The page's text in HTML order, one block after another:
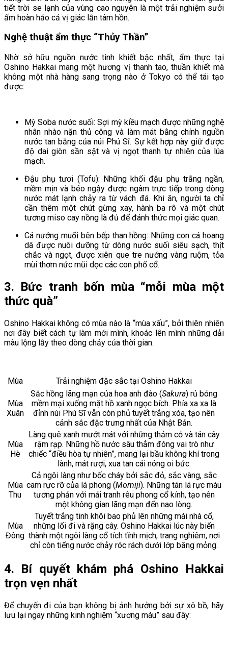
tiết trời se lạnh của vùng cao nguyên là một trải nghiệm sưởi
ấm hoàn hảo cả vị giác lẫn tâm hồn.
Nghệ thuật ẩm thực “Thủy Thần”
Nhờ sở hữu nguồn nước tinh khiết bậc nhất, ẩm thực tại
Oshino Hakkai mang một hương vị thanh tao, thuần khiết mà
không một nhà hàng sang trọng nào ở Tokyo có thể tái tạo
được:
Mỳ Soba nước suối: Sợi mỳ kiều mạch được những nghệ
nhân nhào nặn thủ công và làm mát bằng chính nguồn
nước tan băng của núi Phú Sĩ. Sự kết hợp này giữ được
độ dai giòn sần sật và vị ngọt thanh tự nhiên của lúa
mạch.
Đậu phụ tươi (Tofu): Những khối đậu phụ trắng ngần,
mềm mịn và béo ngậy được ngâm trực tiếp trong dòng
nước mát lạnh chảy ra từ vách đá. Khi ăn, người ta chỉ
cần thêm một chút gừng xay, hành ba rô và một chút
tương miso cay nồng là đủ để đánh thức mọi giác quan.
Cá nướng muối bên bếp than hồng: Những con cá hoang
dã được nuôi dưỡng từ dòng nước suối siêu sạch, thịt
chắc và ngọt, được xiên que tre nướng vàng ruộm, tỏa
mùi thơm nức mũi dọc các con phố cổ.
3. Bức tranh bốn mùa “mỗi mùa một
thức quà”
Oshino Hakkai không có mùa nào là “mùa xấu”, bởi thiên nhiên
nơi đây biết cách tự làm mới mình, khoác lên mình những dải
màu lộng lẫy theo dòng chảy của thời gian.
Mùa Trải nghiệm đặc sắc tại Oshino Hakkai
Mùa
Xuân
Sắc hồng lãng mạn của hoa anh đào (Sakura) rủ bóng
mềm mại xuống mặt hồ xanh ngọc bích. Phía xa xa là
đỉnh núi Phú Sĩ vẫn còn phủ tuyết trắng xóa, tạo nên
cảnh sắc đặc trưng nhất của Nhật Bản.
Mùa
Hè
Làng quê xanh mướt mát với những thảm cỏ và tán cây
rậm rạp. Những hồ nước sâu thẳm đóng vai trò như
chiếc “điều hòa tự nhiên”, mang lại bầu không khí trong
lành, mát rượi, xua tan cái nóng oi bức.
Mùa
Thu
Cả ngôi làng như bốc cháy bởi sắc đỏ, sắc vàng, sắc
cam rực rỡ của lá phong (Momiji). Những tán lá rực màu
tương phản với mái tranh rêu phong cổ kính, tạo nên
một không gian lãng mạn đến nao lòng.
Mùa
Đông
Tuyết trắng tinh khôi bao phủ lên những mái nhà cổ,
những lối đi và rặng cây. Oshino Hakkai lúc này biến
thành một ngôi làng cổ tích tĩnh mịch, trang nghiêm, nơi
chỉ còn tiếng nước chảy róc rách dưới lớp băng mỏng.
4. Bí quyết khám phá Oshino Hakkai
trọn vẹn nhất
Để chuyến đi của bạn không bị ảnh hưởng bởi sự xô bồ, hãy
lưu lại ngay những kinh nghiệm “xương máu” sau đây: